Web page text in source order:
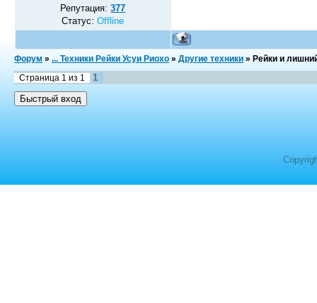
Репутация:377
Статус:Offline
Форум » ... Техники Рейки Усуи Риохо » Другие техники » Рейки и
Страница 1 из 1 1